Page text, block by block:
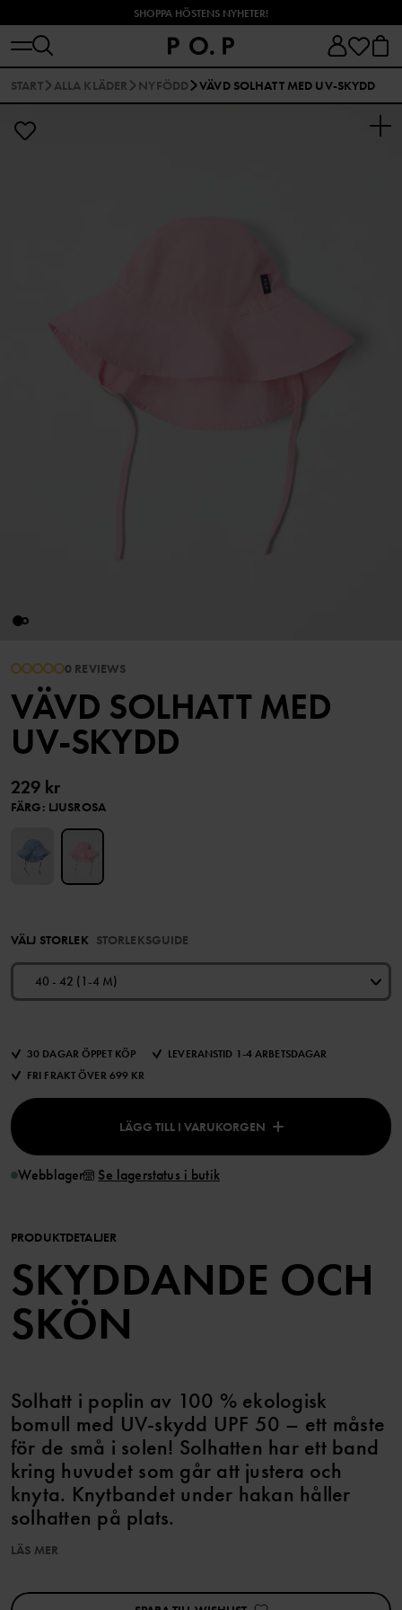
SHOPPA HÖSTENS NYHETER!
START ALLA KLÄDER NYFÖDD VÄVD SOLHATT MED UV-SKYDD
0 REVIEWS
VÄVD SOLHATT MED
UV-SKYDD
229 kr
FÄRG: LJUSROSA
VÄLJ STORLEK STORLEKSGUIDE
40 - 42 (1-4 M)
30 DAGAR ÖPPET KÖP
LEVERANSTID 1-4 ARBETSDAGAR
FRI FRAKT ÖVER 699 KR
LÄGG TILL I VARUKORGEN
Webblager Se lagerstatus i butik
PRODUKTDETALJER
SKYDDANDE OCH
SKÖN
Solhatt i poplin av 100 % ekologisk
bomull med UV-skydd UPF 50 – ett måste
för de små i solen! Solhatten har ett band
kring huvudet som går att justera och
knyta. Knytbandet under hakan håller
solhatten på plats.
mot reflekterad eller spridd ultraviolett strålning. Skärmbredd på
LÄS MER